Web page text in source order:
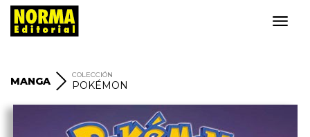
MANGA
COLECCIÓN
POKÉMON